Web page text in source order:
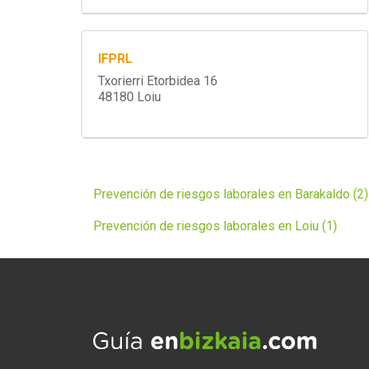
IFPRL
Txorierri Etorbidea 16
48180 Loiu
Prevención de riesgos laborales en Barakaldo (2)
Prevención de riesgos laborales en Loiu (1)